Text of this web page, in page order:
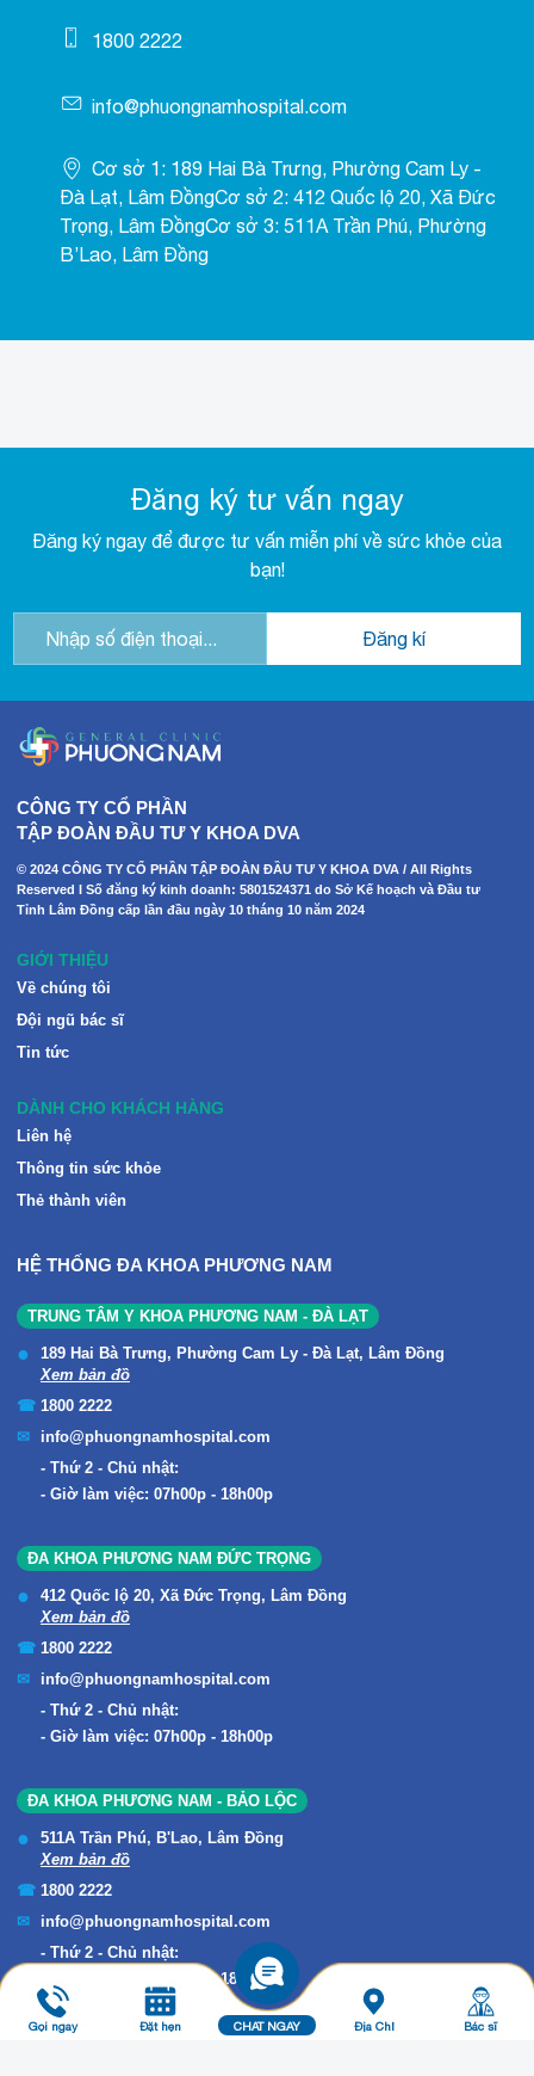
1800 2222
info@phuongnamhospital.com
Cơ sở 1: 189 Hai Bà Trưng, Phường Cam Ly -
Đà Lạt, Lâm ĐồngCơ sở 2: 412 Quốc lộ 20, Xã Đức
Trọng, Lâm ĐồngCơ sở 3: 511A Trần Phú, Phường
B’Lao, Lâm Đồng
Đăng ký tư vấn ngay
Đăng ký ngay để được tư vấn miễn phí về sức khỏe của
bạn!
CÔNG TY CỔ PHẦN
TẬP ĐOÀN ĐẦU TƯ Y KHOA DVA
© 2024 CÔNG TY CỔ PHẦN TẬP ĐOÀN ĐẦU TƯ Y KHOA DVA / All Rights
Reserved I Số đăng ký kinh doanh: 5801524371 do Sở Kế hoạch và Đầu tư
Tỉnh Lâm Đồng cấp lần đầu ngày 10 tháng 10 năm 2024
GIỚI THIỆU
Về chúng tôi
Đội ngũ bác sĩ
Tin tức
DÀNH CHO KHÁCH HÀNG
Liên hệ
Thông tin sức khỏe
Thẻ thành viên
HỆ THỐNG ĐA KHOA PHƯƠNG NAM
TRUNG TÂM Y KHOA PHƯƠNG NAM - ĐÀ LẠT
189 Hai Bà Trưng, Phường Cam Ly - Đà Lạt, Lâm Đồng
Xem bản đồ
1800 2222
info@phuongnamhospital.com
Thứ 2 - Chủ nhật:
Giờ làm việc: 07h00p - 18h00p
ĐA KHOA PHƯƠNG NAM ĐỨC TRỌNG
412 Quốc lộ 20, Xã Đức Trọng, Lâm Đồng
Xem bản đồ
1800 2222
info@phuongnamhospital.com
Thứ 2 - Chủ nhật:
Giờ làm việc: 07h00p - 18h00p
ĐA KHOA PHƯƠNG NAM - BẢO LỘC
511A Trần Phú, B'Lao, Lâm Đồng
Xem bản đồ
1800 2222
info@phuongnamhospital.com
Thứ 2 - Chủ nhật:
Giờ làm việc: 07h00p - 18h00p
Gọi ngay Đặt hẹn CHAT NGAY Địa Chỉ Bác sĩ